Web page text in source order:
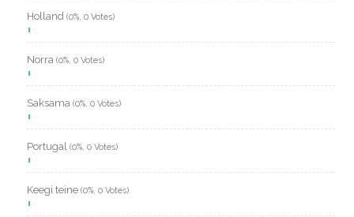
Holland (0%, 0 Votes)
Norra (0%, 0 Votes)
Saksama (0%, 0 Votes)
Portugal (0%, 0 Votes)
Keegi teine (0%, 0 Votes)